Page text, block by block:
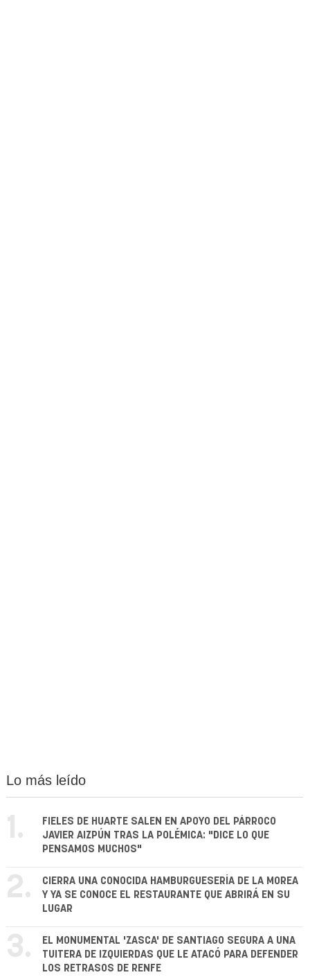
Lo más leído
1.
FIELES DE HUARTE SALEN EN APOYO DEL PÁRROCO
JAVIER AIZPÚN TRAS LA POLÉMICA: "DICE LO QUE
PENSAMOS MUCHOS"
2.
CIERRA UNA CONOCIDA HAMBURGUESERÍA DE LA MOREA
Y YA SE CONOCE EL RESTAURANTE QUE ABRIRÁ EN SU
LUGAR
3.
EL MONUMENTAL 'ZASCA' DE SANTIAGO SEGURA A UNA
TUITERA DE IZQUIERDAS QUE LE ATACÓ PARA DEFENDER
LOS RETRASOS DE RENFE